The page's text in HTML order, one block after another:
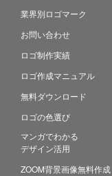
業界別ロゴマーク
お問い合わせ
ロゴ制作実績
ロゴ作成マニュアル
無料ダウンロード
ロゴの色選び
マンガでわかる
デザイン活用
ZOOM背景画像無料作成